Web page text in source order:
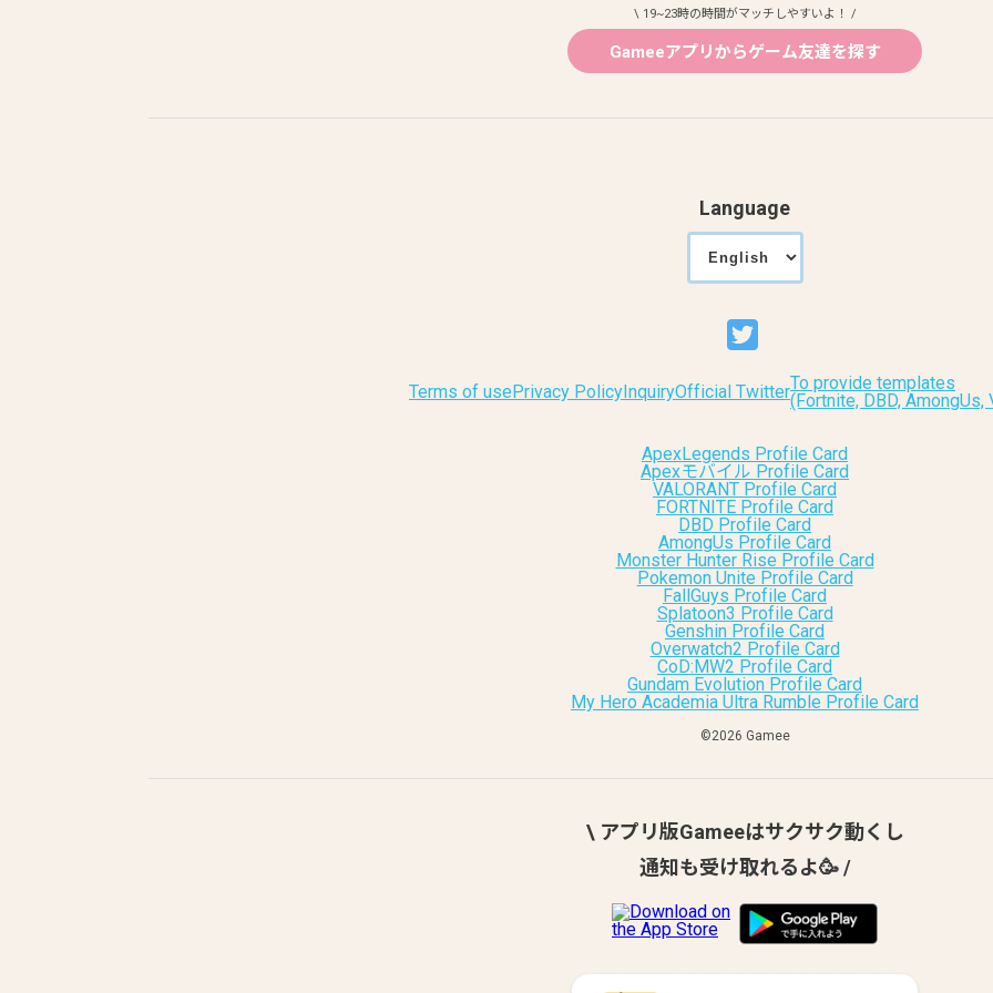
\ 19~23時の時間がマッチしやすいよ！ /
Gameeアプリからゲーム友達を探す
Language
Terms of usePrivacy Policy InquiryOfficial TwitterTo provide templates
(Fortnite, DBD, AmongUs,
ApexLegends Profile Card
Apexモバイル Profile Card
VALORANT Profile Card
FORTNITE Profile Card
DBD Profile Card
AmongUs Profile Card
Monster Hunter Rise Profile Card
Pokemon Unite Profile Card
FallGuys Profile Card
Splatoon3 Profile Card
Genshin Profile Card
Overwatch2 Profile Card
CoD:MW2 Profile Card
Gundam Evolution Profile Card
My Hero Academia Ultra Rumble Profile Card
©︎2026 Gamee
\ アプリ版Gameeはサクサク動くし
通知も受け取れるよ🥳 /